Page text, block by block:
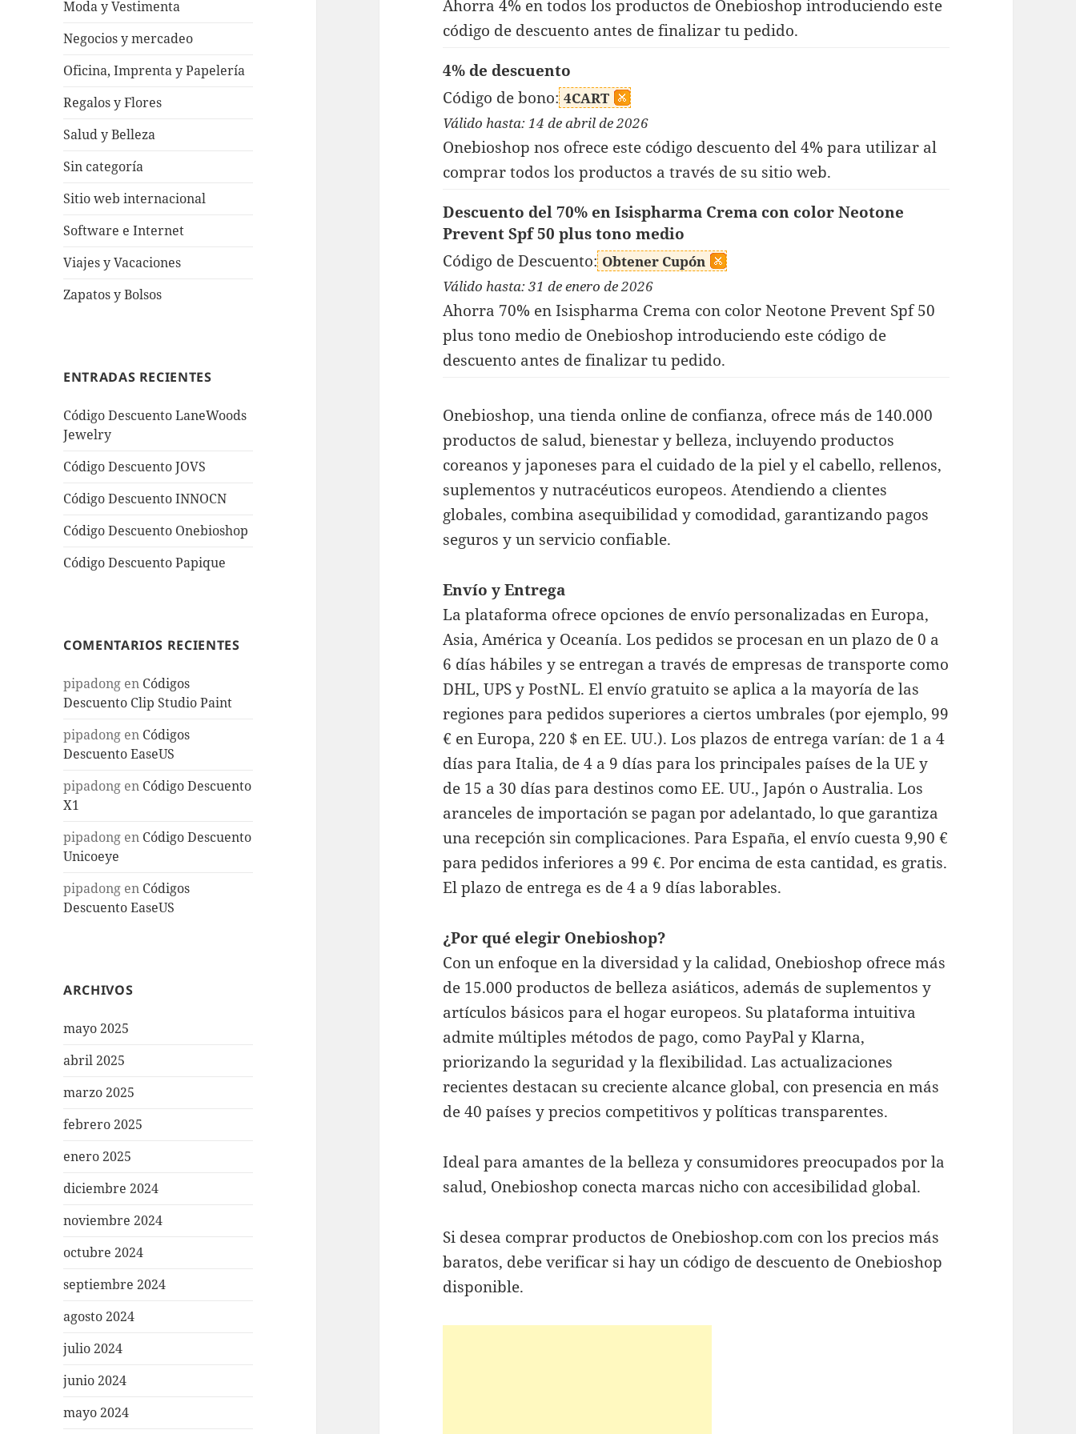
Moda y Vestimenta
Negocios y mercadeo
Oficina, Imprenta y Papelería
Regalos y Flores
Salud y Belleza
Sin categoría
Sitio web internacional
Software e Internet
Viajes y Vacaciones
Zapatos y Bolsos
ENTRADAS RECIENTES
Código Descuento LaneWoods
Jewelry
Código Descuento JOVS
Código Descuento INNOCN
Código Descuento Onebioshop
Código Descuento Papique
COMENTARIOS RECIENTES
pipadong en Códigos
Descuento Clip Studio Paint
pipadong en Códigos
Descuento EaseUS
pipadong en Código Descuento
X1
pipadong en Código Descuento
Unicoeye
pipadong en Códigos
Descuento EaseUS
ARCHIVOS
mayo 2025
abril 2025
marzo 2025
febrero 2025
enero 2025
diciembre 2024
noviembre 2024
octubre 2024
septiembre 2024
agosto 2024
julio 2024
junio 2024
mayo 2024
Ahorra 4% en todos los productos de Onebioshop introduciendo este
código de descuento antes de finalizar tu pedido.
4% de descuento
Código de bono: 4CART
Válido hasta: 14 de abril de 2026
Onebioshop nos ofrece este código descuento del 4% para utilizar al
comprar todos los productos a través de su sitio web.
Descuento del 70% en Isispharma Crema con color Neotone
Prevent Spf 50 plus tono medio
Código de Descuento: Obtener Cupón
Válido hasta: 31 de enero de 2026
Ahorra 70% en Isispharma Crema con color Neotone Prevent Spf 50
plus tono medio de Onebioshop introduciendo este código de
descuento antes de finalizar tu pedido.
Onebioshop, una tienda online de confianza, ofrece más de 140.000
productos de salud, bienestar y belleza, incluyendo productos
coreanos y japoneses para el cuidado de la piel y el cabello, rellenos,
suplementos y nutracéuticos europeos. Atendiendo a clientes
globales, combina asequibilidad y comodidad, garantizando pagos
seguros y un servicio confiable.
Envío y Entrega
La plataforma ofrece opciones de envío personalizadas en Europa,
Asia, América y Oceanía. Los pedidos se procesan en un plazo de 0 a
6 días hábiles y se entregan a través de empresas de transporte como
DHL, UPS y PostNL. El envío gratuito se aplica a la mayoría de las
regiones para pedidos superiores a ciertos umbrales (por ejemplo, 99
€ en Europa, 220 $ en EE. UU.). Los plazos de entrega varían: de 1 a 4
días para Italia, de 4 a 9 días para los principales países de la UE y
de 15 a 30 días para destinos como EE. UU., Japón o Australia. Los
aranceles de importación se pagan por adelantado, lo que garantiza
una recepción sin complicaciones. Para España, el envío cuesta 9,90 €
para pedidos inferiores a 99 €. Por encima de esta cantidad, es gratis.
El plazo de entrega es de 4 a 9 días laborables.
¿Por qué elegir Onebioshop?
Con un enfoque en la diversidad y la calidad, Onebioshop ofrece más
de 15.000 productos de belleza asiáticos, además de suplementos y
artículos básicos para el hogar europeos. Su plataforma intuitiva
admite múltiples métodos de pago, como PayPal y Klarna,
priorizando la seguridad y la flexibilidad. Las actualizaciones
recientes destacan su creciente alcance global, con presencia en más
de 40 países y precios competitivos y políticas transparentes.
Ideal para amantes de la belleza y consumidores preocupados por la
salud, Onebioshop conecta marcas nicho con accesibilidad global.
Si desea comprar productos de Onebioshop.com con los precios más
baratos, debe verificar si hay un código de descuento de Onebioshop
disponible.